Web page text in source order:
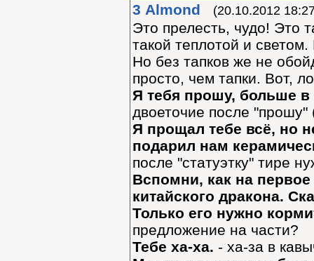
3 Almond (20.10.2012
Это прелесть, чудо! Это
такой теплотой и
Но без тапков же не
просто, чем тапки. Вот,
Я тебя прошу, больше
двоеточие после
Я прощал тебе всё, но
подарил нам
после "статуэтку" тире
Вспомни, как на
китайского дракона.
Только его нужно
предложение на части?
Тебе ха-ха. - ха-за в